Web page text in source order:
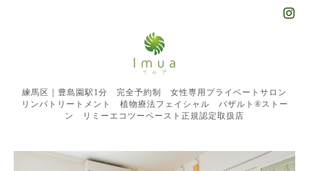
練馬区｜豊島園駅1分 完全予約制 女性専用プライベートサロン
リンパトリートメント 植物療法フェイシャル バザルト®︎ストー
ン リミーエコツーペースト正規認定取扱店